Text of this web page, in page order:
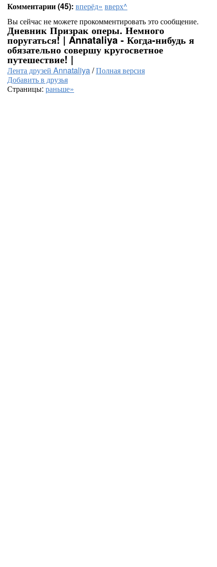
Комментарии (45): вперёд» вверх^
Вы сейчас не можете прокомментировать это сообщение.
Дневник Призрак оперы. Немного
поругаться! | Annataliya - Когда-нибудь я
обязательно совершу кругосветное
путешествие! |
Лента друзей Annataliya/Полная версия
Добавить в друзья
Страницы: раньше»